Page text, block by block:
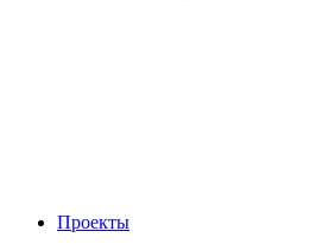
Проекты